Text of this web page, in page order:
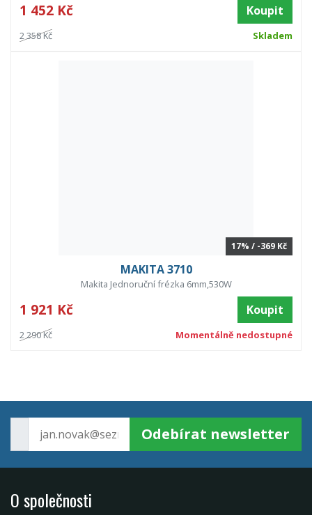
1 452 Kč Koupit
2 358 Kč Skladem
17% / -369 Kč
MAKITA 3710
Makita Jednoruční frézka 6mm,530W
1 921 Kč Koupit
2 290 Kč Momentálně nedostupné
Odebírat newsletter
O společnosti